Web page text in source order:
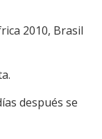
2010, Brasil
después se